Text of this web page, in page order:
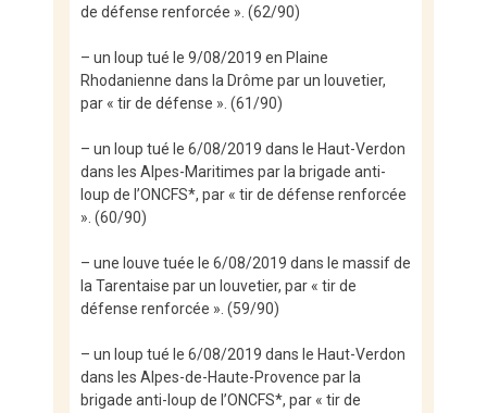
de défense renforcée ». (62/90)
– un loup tué le 9/08/2019 en Plaine
Rhodanienne dans la Drôme par un louvetier,
par « tir de défense ». (61/90)
– un loup tué le 6/08/2019 dans le Haut-Verdon
dans les Alpes-Maritimes par la brigade anti-
loup de l’ONCFS*, par « tir de défense renforcée
». (60/90)
– une louve tuée le 6/08/2019 dans le massif de
la Tarentaise par un louvetier, par « tir de
défense renforcée ». (59/90)
– un loup tué le 6/08/2019 dans le Haut-Verdon
dans les Alpes-de-Haute-Provence par la
brigade anti-loup de l’ONCFS*, par « tir de